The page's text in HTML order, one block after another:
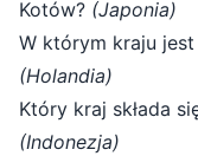
Kotów? (Japonia)
W którym kraju
(Holandia)
Który kraj składa
(Indonezja)